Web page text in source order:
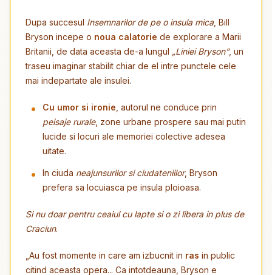
Dupa succesul Insemnarilor de pe o insula mica, Bill
Bryson incepe o noua calatorie de explorare a Marii
Britanii, de data aceasta de-a lungul „Liniei Bryson”, un
traseu imaginar stabilit chiar de el intre punctele cele
mai indepartate ale insulei.
Cu umor si ironie , autorul ne conduce prin
peisaje rurale, zone urbane prospere sau mai putin
lucide si locuri ale memoriei colective adesea
uitate.
In ciuda neajunsurilor si ciudateniilor, Bryson
prefera sa locuiasca pe insula ploioasa.
Si nu doar pentru ceaiul cu lapte si o zi libera in plus de
Craciun.
„Au fost momente in care am izbucnit in ras in public
citind aceasta opera... Ca intotdeauna, Bryson e